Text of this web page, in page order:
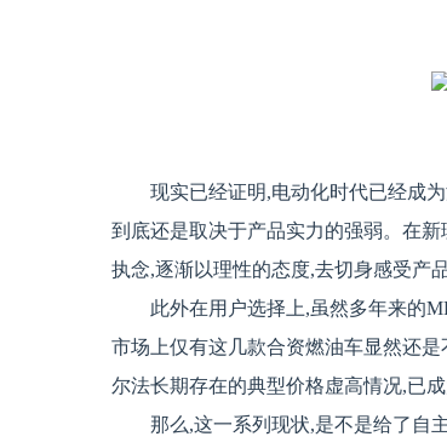
现实已经证明,电动化时代已经成
到底还是取决于产品实力的强弱。在
执念,逐渐以理性的态度,去切身感受产
此外在用户选择上,虽然多年来的
市场上仅有这几款合资燃油车显然还
尔法长期存在的典型价格虚高情况,已
那么,这一系列现状,是不是给了自